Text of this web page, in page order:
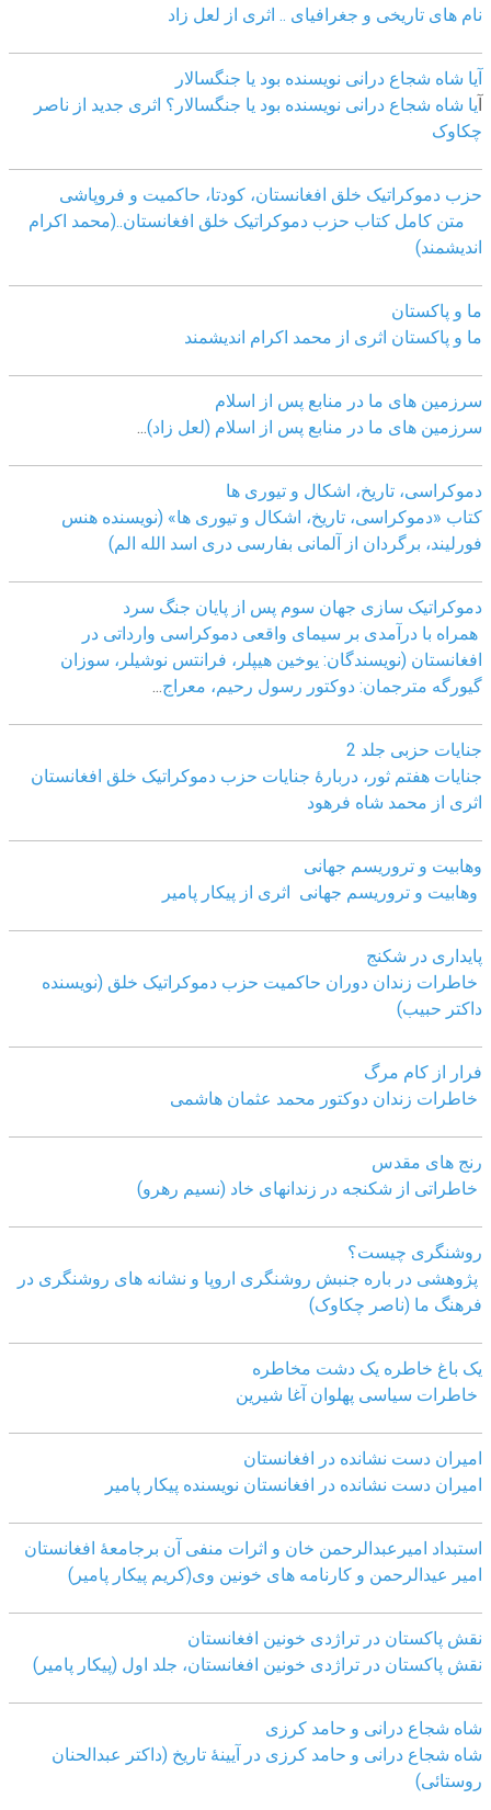
نام های تاریخی و جغرافیای .. اثری از لعل زاد
آیا شاه شجاع درانی نویسنده بود یا جنگسالار
آیا شاه شجاع درانی نویسنده بود یا جنگسالار؟ اثری جدید از ناصر
چکاوک
حزب دموکراتیک خلق افغانستان، کودتا، حاکمیت و فروپاشی
متن کامل کتاب حزب دموکراتیک خلق افغانستان..(محمد اکرام
اندیشمند)
ما و پاکستان
ما و پاکستان اثری از محمد اکرام اندیشمند
سرزمین های ما در منابع پس از اسلام
سرزمین های ما در منابع پس از اسلام (لعل زاد)
دموکراسی، تاريخ، اشکال و تيوری ها
کتاب «دموکراسی، تاريخ، اشکال و تيوری ها» (نويسنده هنس
فورليند، برگردان از آلمانی بفارسی دری اسد الله الم)
دموکراتیک سازی جهان سوم پس از پایان جنگ سرد
همراه با درآمدی بر سیمای واقعی دموکراسی وارداتی در
افغانستان (نویسندگان: یوخین هیپلر، فرانتس نوشیلر، سوزان
گیورگه مترجمان: دوکتور رسول رحیم، معراج
جنایات حزبی جلد 2
جنایات هفتم ثور، دربارۀ جنایات حزب دموکراتیک خلق افغانستان
اثری از محمد شاه فرهود
وهابیت و تروریسم جهانی
وهابیت و تروریسم جهانی اثری از پیکار پامیر
پایداری در شکنج
خاطرات زندان دوران حاکمیت حزب دموکراتیک خلق (نویسنده
داکتر حبیب)
فرار از کام مرگ
خاطرات زندان دوکتور محمد عثمان هاشمی
رنج های مقدس
خاطراتی از شکنجه در زندانهای خاد (نسیم رهرو)
روشنگری چیست؟
پژوهشی در باره جنبش روشنگری اروپا و نشانه های روشنگری در
فرهنگ ما (ناصر چکاوک)
یک باغ خاطره یک دشت مخاطره
خاطرات سیاسی پهلوان آغا شیرین
امیران دست نشانده در افغانستان
امیران دست نشانده در افغانستان نویسنده پیکار پامیر
استبداد امیرعبدالرحمن خان و اثرات منفی آن برجامعۀ افغانستان
امیر عیدالرحمن و کارنامه های خونین وی(کریم پیکار پامیر)
نقش پاکستان در تراژدی خونین افغانستان
نقش پاکستان در تراژدی خونین افغانستان، جلد اول (پیکار پامیر)
شاه شجاع درانی و حامد کرزی
شاه شجاع درانی و حامد کرزی در آیینۀ تاریخ (داکتر عبدالحنان
روستائی)